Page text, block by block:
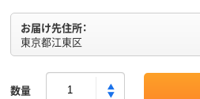
お届け先住所：
東京都江東区
数量